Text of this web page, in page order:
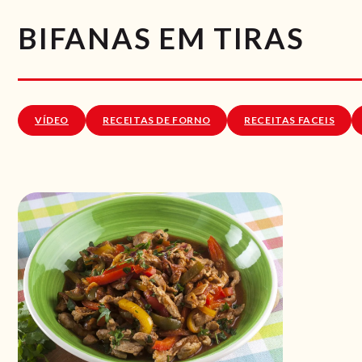
BIFANAS EM TIRAS
VÍDEO RECEITAS DE FORNO RECEITAS FACEIS